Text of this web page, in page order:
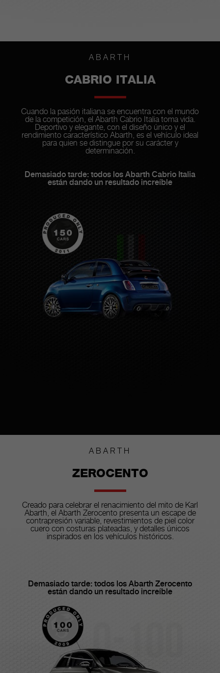
ABARTH
CABRIO ITALIA
Cuando la pasión italiana se encuentra con el mundo
de la competición, el Abarth Cabrio Italia toma vida.
Deportivo y elegante, con el diseño único y el
rendimiento característico Abarth, es el vehículo ideal
para quien se distingue por su carácter y
determinación.
Demasiado tarde: todos los Abarth Cabrio Italia
están dando un resultado increíble
ABARTH
ZEROCENTO
Creado para celebrar el renacimiento del mito de Karl
Abarth, el Abarth Zerocento presenta un escape de
contrapresión variable, revestimientos de piel color
cuero con costuras plateadas, y detalles únicos
inspirados en los vehículos históricos.
Demasiado tarde: todos los Abarth Zerocento
están dando un resultado increíble